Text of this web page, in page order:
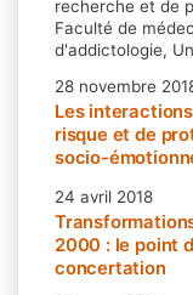
recherche et de
Faculté de
d'addictologie,
28 novembre
Les
risque et de
socio-
24 avril 2018
2000 : le point
concertation